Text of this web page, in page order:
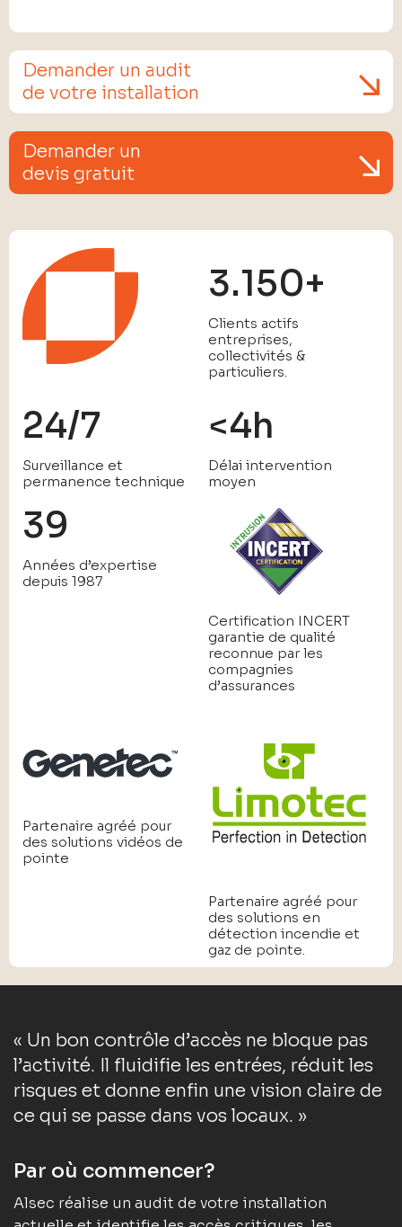
Demander un audit
de votre installation
Demander un
devis gratuit
3.150+
Clients actifs
entreprises,
collectivités &
particuliers.
24/7
Surveillance et
permanence technique
<4h
Délai intervention
moyen
39
Années d’expertise
depuis 1987
Certification INCERT
garantie de qualité
reconnue par les
compagnies
d’assurances
Partenaire agréé pour
des solutions vidéos de
pointe
Partenaire agréé pour
des solutions en
détection incendie et
gaz de pointe.
« Un bon contrôle d’accès ne bloque pas
l’activité. Il fluidifie les entrées, réduit les
risques et donne enfin une vision claire de
ce qui se passe dans vos locaux. »
Par où commencer?
Alsec réalise un audit de votre installation